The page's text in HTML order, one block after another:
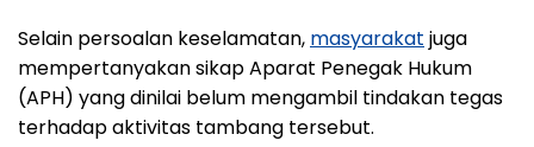
Selain persoalan keselamatan, masyarakat juga
mempertanyakan sikap Aparat Penegak Hukum
(APH) yang dinilai belum mengambil tindakan tegas
terhadap aktivitas tambang tersebut.